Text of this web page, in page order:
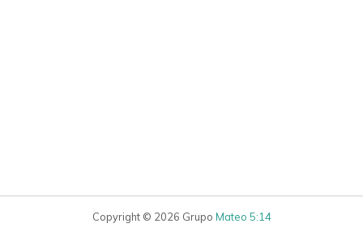
Copyright © 2026 Grupo Mateo 5:14